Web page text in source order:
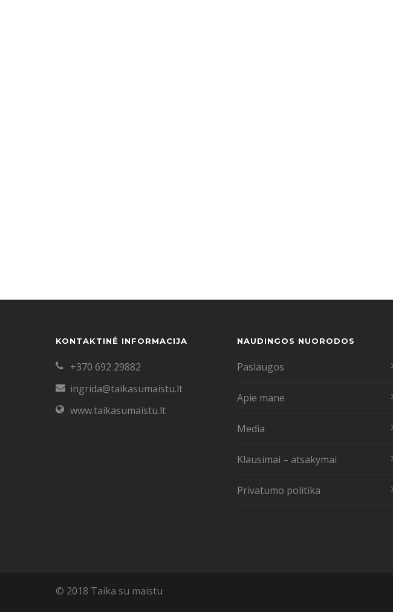
KONTAKTINĖ INFORMACIJA
+370 692 29882
ingrida@taikasumaistu.lt
www.taikasumaistu.lt
NAUDINGOS NUORODOS
Paslaugos
Apie mane
Media
Klausimai – atsakymai
Privatumo politika
© 2018 Taika su maistu